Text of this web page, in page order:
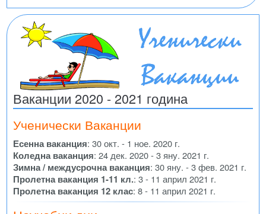
Ваканции 2020 - 2021 година
Ученически Ваканции
Есенна ваканция: 30 окт. - 1 ное. 2020 г.
Коледна ваканция: 24 дек. 2020 - 3 яну. 2021 г.
Зимна / междусрочна ваканция: 30 яну. - 3 фев. 2021 г.
Пролетна ваканция 1-11 кл.: 3 - 11 април 2021 г.
Пролетна ваканция 12 клас: 8 - 11 април 2021 г.